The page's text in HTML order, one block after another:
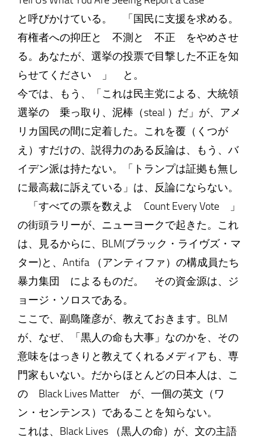
と呼びかけている。 「国民に支援を求める。
有権者への抑圧と 不測と 不正 をやめさせ
る。あなたが、選挙の投票で目撃した不正を知
らせてください 」 と。
今では、もう、「これは民主党による、大統領
選挙の 乗っ取り、泥棒（steal ）だ」が、アメ
リカ国民の間に定着した。これを覆（くつが
え）すだけの、説得力のある反論は、もう、バ
イデン派は持たない。「トランプは証拠も無し
に最高裁に訴えている」は、反論にならない。
「すべての票を数えよ Count Every Vote 」
の街頭ラリーが、ニューヨークで起きた。これ
は、見るからに、BLM(ブラック・ライヴズ・マ
ター)と、Antifa （アンティファ）の構成員たち
暴力集団 によるものだ。 その資金源は、ジ
ョージ・ソロスである。
ここで、副島隆彦が、教えておきます。BLM
が、なぜ、「黒人の命も大事」なのかを、その
意味をはっきりと教えてくれるメディアも、専
門家もいない。だからほとんどの日本人は、こ
の Black Lives Matter が、一個の英文（ワ
ン・センテンス）であることを知らない。
これは、Black Lives （黒人の命）が、文の主語